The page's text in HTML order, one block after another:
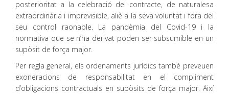
posterioritat a la celebració del contracte, de naturalesa
extraordinària i imprevisible, aliè a la seva voluntat i fora del
seu control raonable. La pandèmia del Covid-19 i la
normativa que se n’ha derivat poden ser subsumible en un
supòsit de força major.
Per regla general, els ordenaments jurídics també preveuen
exoneracions de responsabilitat en el compliment
d’obligacions contractuals en supòsits de força major. Així